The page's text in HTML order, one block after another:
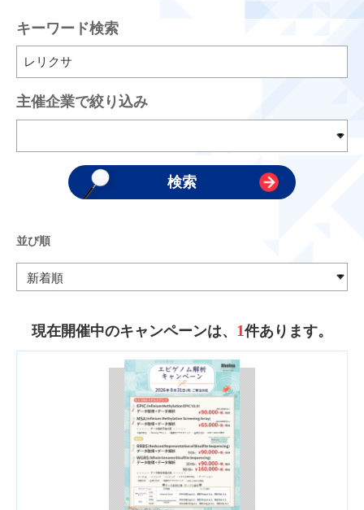
キーワード検索
主催企業で絞り込み
並び順
現在開催中のキャンペーンは、 1件あります。